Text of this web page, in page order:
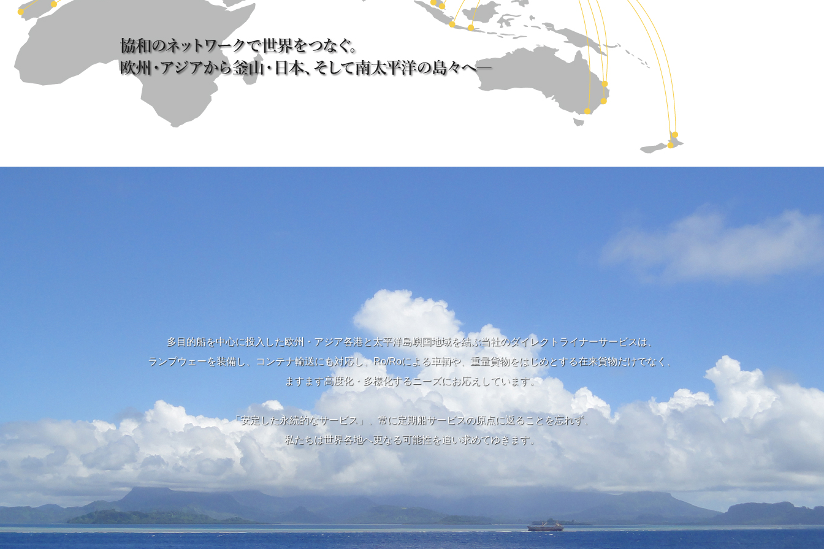
多目的船を中心に投入した欧州・アジア各港と太平洋島嶼国地域を結ぶ当社のダイレクトライナーサービスは、
ランプウェーを装備し、コンテナ輸送にも対応し、Ro/Roによる車輌や、重量貨物をはじめとする在来貨物だけでなく、
ますます高度化・多様化するニーズにお応えしています。
「安定した永続的なサービス」、常に定期船サービスの原点に返ることを忘れず、
私たちは世界各地へ更なる可能性を追い求めてゆきます。